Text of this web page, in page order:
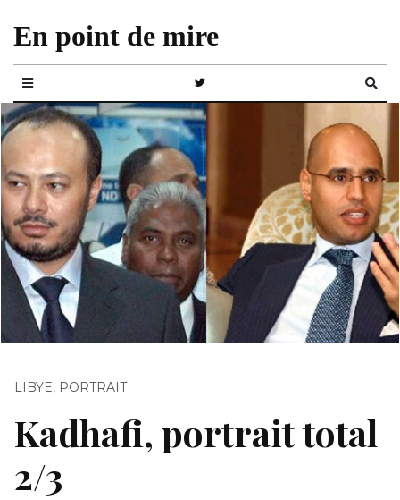
En point de mire
LIBYE, PORTRAIT
Kadhafi, portrait total
2/3